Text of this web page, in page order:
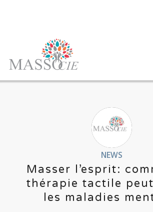
NEWS
Masser l’esprit:
thérapie tactile
les maladies